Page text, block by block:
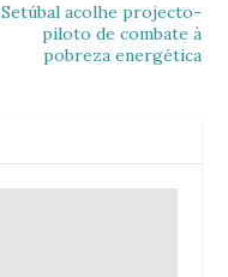
Setúbal acolhe projecto-
piloto de combate à
pobreza energética